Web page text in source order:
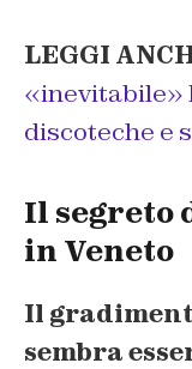
LEGGI
«inevitabile»
discoteche e
Il segreto
in Veneto
Il
sembra